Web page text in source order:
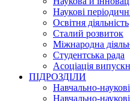
Наукові
Освітня діяльність
Сталий розвиток
Міжнародна
Студентська рада
Асоціація
ПІДРОЗДІЛИ
Навчально-
Навчально-